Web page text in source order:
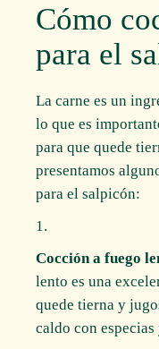
Cómo
para el
La carne es un
lo que es
para que quede
presentamos
para el salpicón:
Cocción a fuego
lento es una
quede tierna y
caldo con